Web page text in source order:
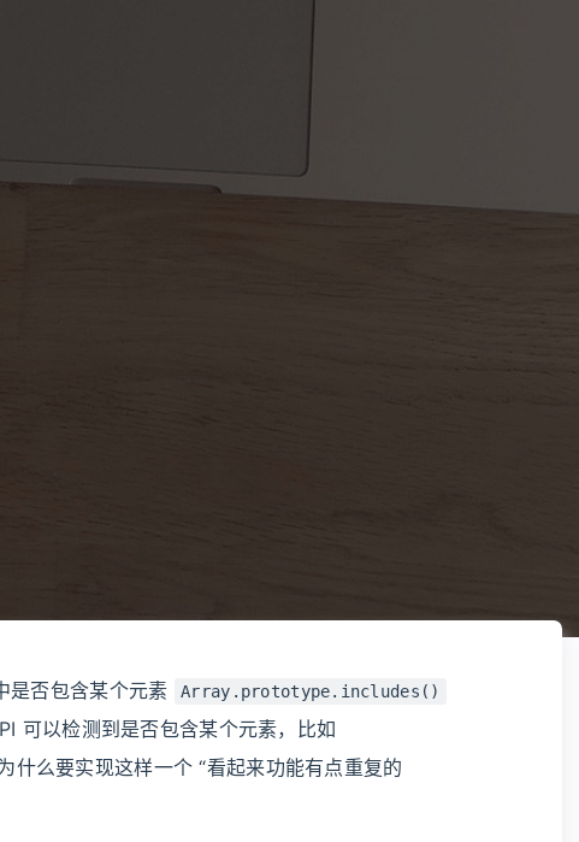
是否包含某个元素 Array.prototype.includes()
可以检测到是否包含某个元素，比如
什么要实现这样一个 “看起来功能有点重复的